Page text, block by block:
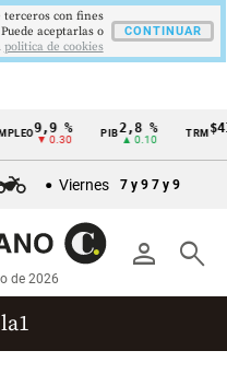
9,9 %
▼ 0.30
PIB 2,8 %
▲ 0.10
TRM
Viernes 7 y 9 7 y 9
person search
de 2026
terceros con fines
aceptarlas o
politica de cookies
CONTINUAR